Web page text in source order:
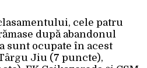
cele patru
după abandonul
sunt ocupate în acest
Jiu (7 puncte),